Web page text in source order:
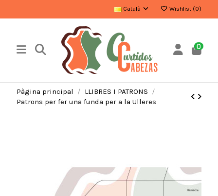
Català Wishlist (0)
0
Pàgina principal
LLIBRES I PATRONS
Patrons per fer una funda per a la Ulleres